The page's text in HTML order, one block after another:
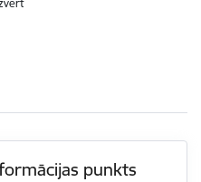
punkts